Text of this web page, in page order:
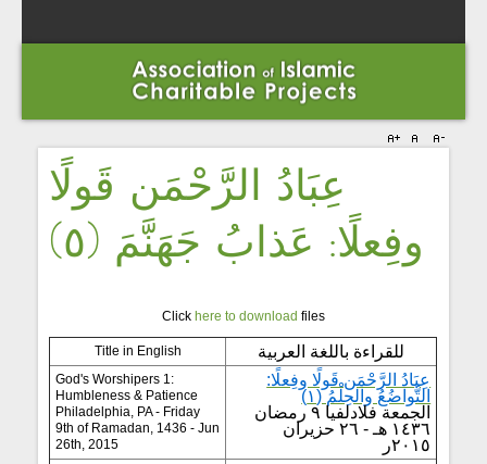
عِبَادُ الرَّحْمَن قَولًا
وفِعلًا: عَذابُ جَهَنَّمَ (٥)
Click here to download files
Title in English للقراءة باللغة العربية
God's Worshipers 1:
Humbleness & Patience
Philadelphia, PA - Friday
9th of Ramadan, 1436 - Jun
26th, 2015
عِبَادُ الرَّحْمَن قَولًا وفِعلًا:
التَّواضُعُ والحِلْمُ (١)
الجمعة فلادلفيا ٩ رمضان
١٤٣٦ هـ - ٢٦ حزيران
٢٠١٥ر